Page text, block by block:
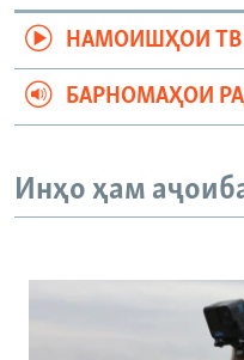
НАМОИШҲОИ ТВ
БАРНОМАҲОИ
Инҳо ҳам